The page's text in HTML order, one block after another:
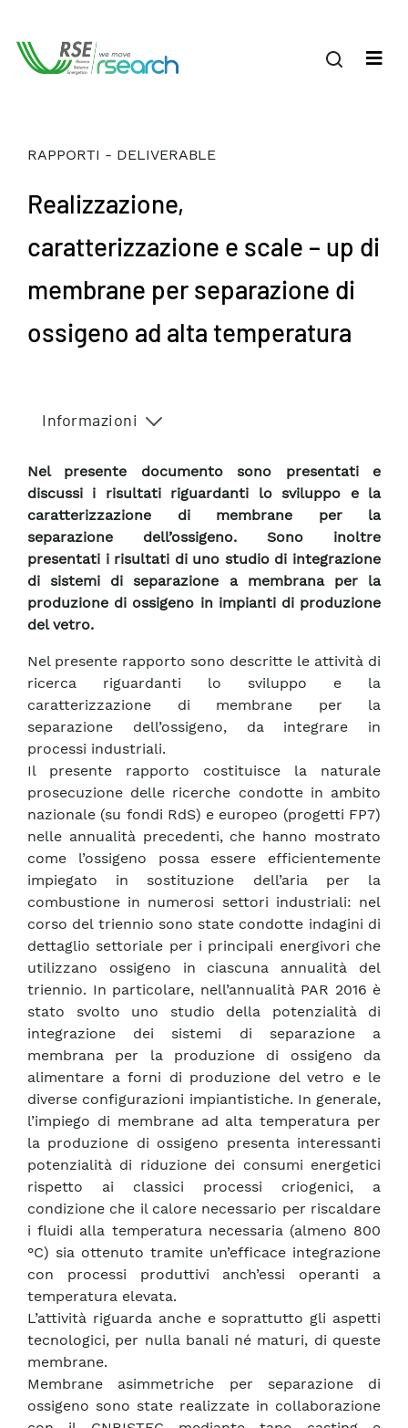
RAPPORTI - DELIVERABLE
Realizzazione,
caratterizzazione e scale – up di
membrane per separazione di
ossigeno ad alta temperatura
Informazioni
Nel presente documento sono presentati e
discussi i risultati riguardanti lo sviluppo e la
caratterizzazione di membrane per la
separazione dell’ossigeno. Sono inoltre
presentati i risultati di uno studio di integrazione
di sistemi di separazione a membrana per la
produzione di ossigeno in impianti di produzione
del vetro.
Nel presente rapporto sono descritte le attività di
ricerca riguardanti lo sviluppo e la
caratterizzazione di membrane per la
separazione dell’ossigeno, da integrare in
processi industriali.
Il presente rapporto costituisce la naturale
prosecuzione delle ricerche condotte in ambito
nazionale (su fondi RdS) e europeo (progetti FP7)
nelle annualità precedenti, che hanno mostrato
come l’ossigeno possa essere efficientemente
impiegato in sostituzione dell’aria per la
combustione in numerosi settori industriali: nel
corso del triennio sono state condotte indagini di
dettaglio settoriale per i principali energivori che
utilizzano ossigeno in ciascuna annualità del
triennio. In particolare, nell’annualità PAR 2016 è
stato svolto uno studio della potenzialità di
integrazione dei sistemi di separazione a
membrana per la produzione di ossigeno da
alimentare a forni di produzione del vetro e le
diverse configurazioni impiantistiche. In generale,
l’impiego di membrane ad alta temperatura per
la produzione di ossigeno presenta interessanti
potenzialità di riduzione dei consumi energetici
rispetto ai classici processi criogenici, a
condizione che il calore necessario per riscaldare
i fluidi alla temperatura necessaria (almeno 800
°C) sia ottenuto tramite un’efficace integrazione
con processi produttivi anch’essi operanti a
temperatura elevata.
L’attività riguarda anche e soprattutto gli aspetti
tecnologici, per nulla banali né maturi, di queste
membrane.
Membrane asimmetriche per separazione di
ossigeno sono state realizzate in collaborazione